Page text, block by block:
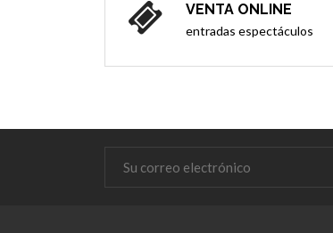
VENTA ONLINE
entradas espectáculos